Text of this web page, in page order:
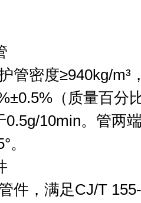
管密度≥940kg/m³
±0.5%（质量百分
0.5g/10min。管两
°。
件，满足CJ/T